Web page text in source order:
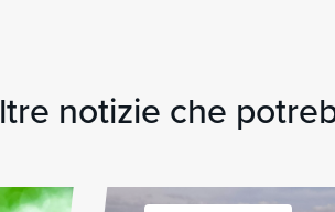
notizie che